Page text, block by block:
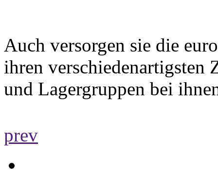
Auch versorgen sie die
ihren verschiedenartigsten
und Lagergruppen bei
prev